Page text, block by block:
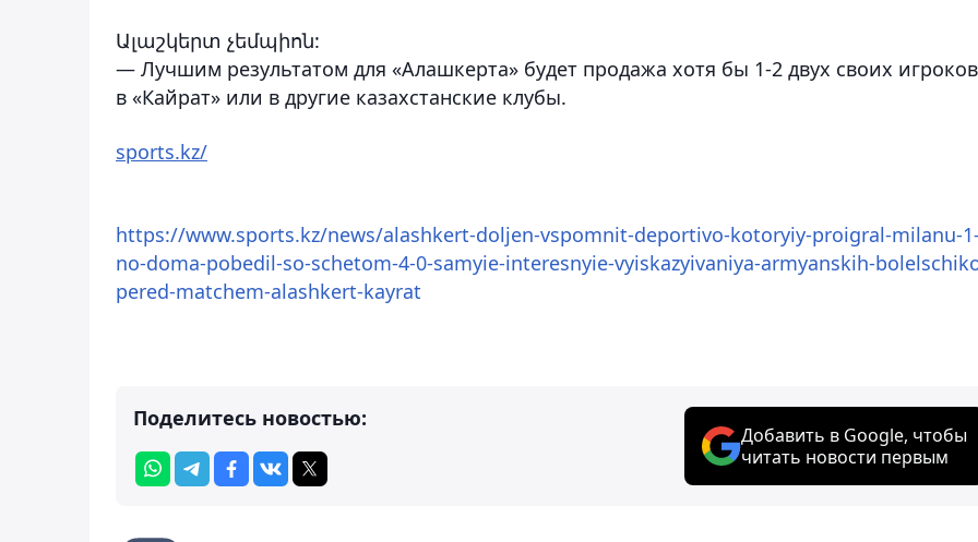
Ալաշկերտ չեմպիոն:
— Лучшим результатом для «Алашкерта» будет продажа хотя бы 1-2 двух своих игроков
в «Кайрат» или в другие казахстанские клубы.
sports.kz/
https://www.sports.kz/news/alashkert-doljen-vspomnit-deportivo-kotoryiy-proigral-milanu-
no-doma-pobedil-so-schetom-4-0-samyie-interesnyie-vyiskazyivaniya-armyanskih-
pered-matchem-alashkert-kayrat
Поделитесь новостью:
Добавить в Google, чтобы
читать новости первым